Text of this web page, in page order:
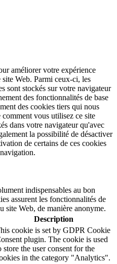
améliorer votre expérience
Web. Parmi ceux-ci, les
sont stockés sur votre navigateur
des fonctionnalités de base
des cookies tiers qui nous
vous utilisez ce site
dans votre navigateur qu'avec
la possibilité de désactiver
de certains de ces cookies
indispensables au bon
assurent les fonctionnalités de
site Web, de manière anonyme.
Description
cookie is set by GDPR Cookie
plugin. The cookie is used
store the user consent for the
in the category "Analytics".